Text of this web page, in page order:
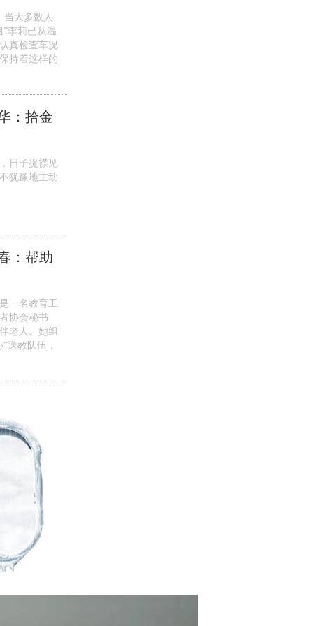
大多数人
李莉已从温
真检查车况
持着这样的
：拾金
日子捉襟见
犹豫地主动
：帮助
一名教育工
协会秘书
老人。她组
送教队伍，